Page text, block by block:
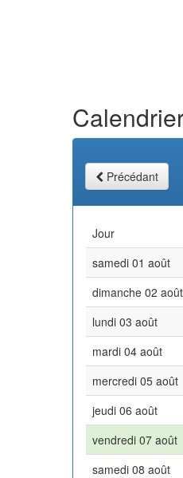
Précédant
Jour
samedi 01 août
dimanche 02 août
lundi 03 août
mardi 04 août
mercredi 05 août
jeudi 06 août
vendredi 07 août
samedi 08 août